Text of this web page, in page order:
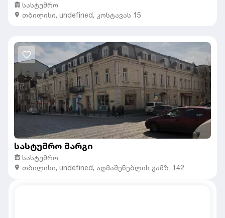
სასტუმრო
თბილისი, undefined, კოსტავას 15
სასტუმრო მარგი
სასტუმრო
თბილისი, undefined, აღმაშენებლის გამზ. 142